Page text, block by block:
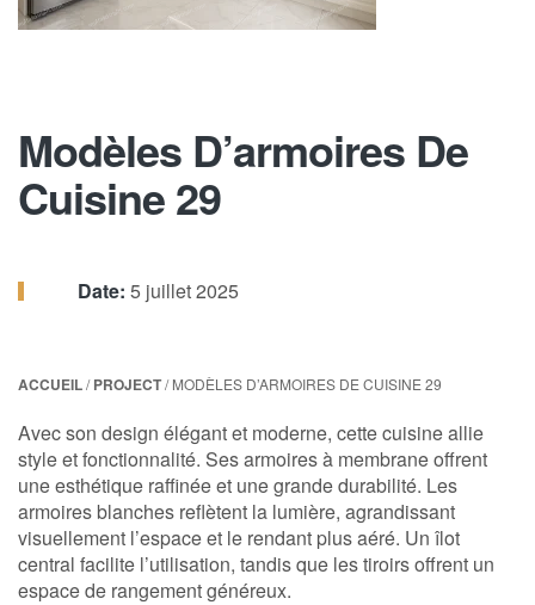
Modèles D’armoires De
Cuisine 29
ACCUEIL/PROJECT/ MODÈLES D’ARMOIRES DE CUISINE 29
Avec son design élégant et moderne, cette cuisine allie
style et fonctionnalité. Ses armoires à membrane offrent
une esthétique raffinée et une grande durabilité. Les
armoires blanches reflètent la lumière, agrandissant
visuellement l’espace et le rendant plus aéré. Un îlot
central facilite l’utilisation, tandis que les tiroirs offrent un
espace de rangement généreux.
Date: 5 juillet 2025